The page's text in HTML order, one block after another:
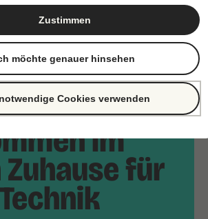
im
Zuhause für
Cookies verwenden
möchte genauer hinsehen
Zustimmen